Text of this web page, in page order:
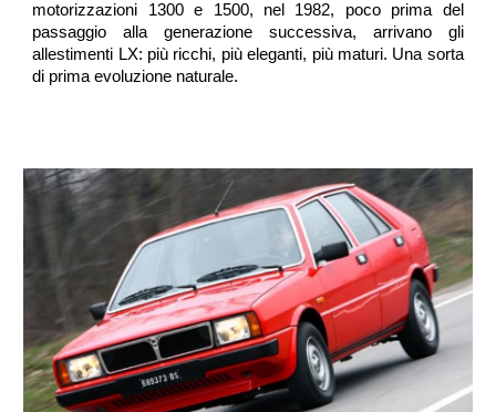
motorizzazioni 1300 e 1500, nel 1982, poco prima del
passaggio alla generazione successiva, arrivano gli
allestimenti LX: più ricchi, più eleganti, più maturi. Una sorta
di prima evoluzione naturale.